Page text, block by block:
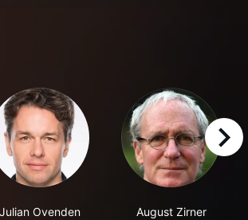
Julian Ovenden
August Zirner
right